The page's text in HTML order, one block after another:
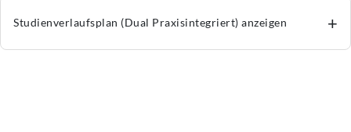
Studienverlaufsplan (Dual Praxisintegriert) anzeigen +